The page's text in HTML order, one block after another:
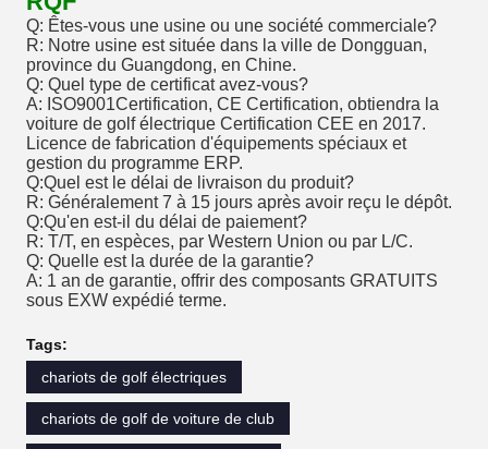
Q: Êtes-vous une usine ou une société commerciale?
R: Notre usine est située dans la ville de Dongguan,
province du Guangdong, en Chine.
Q: Quel type de certificat avez-vous?
A: ISO9001Certification, CE Certification, obtiendra la
voiture de golf électrique Certification CEE en 2017.
Licence de fabrication d'équipements spéciaux et
gestion du programme ERP.
Q:Quel est le délai de livraison du produit?
R: Généralement 7 à 15 jours après avoir reçu le dépôt.
Q:Qu'en est-il du délai de paiement?
R: T/T, en espèces, par Western Union ou par L/C.
Q: Quelle est la durée de la garantie?
A: 1 an de garantie, offrir des composants GRATUITS
sous EXW expédié terme.
Tags:
chariots de golf électriques
chariots de golf de voiture de club